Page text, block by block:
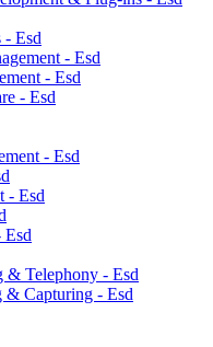
Esd
- Esd
- Esd
- Esd
- Esd
- Esd
Esd
& Telephony - Esd
& Capturing - Esd